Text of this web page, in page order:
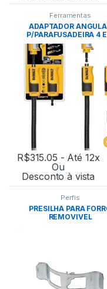
Ferramentas
ADAPTADOR
P/PARAFUSADEIRA 4
1(COMPACTO
DEWALT
R$315.05 - Até 12x
Ou
Desconto à vista
Perfis
PRESILHA PARA
REMOVIVEL